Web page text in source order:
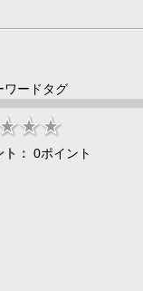
ワードタグ
： 0ポイント